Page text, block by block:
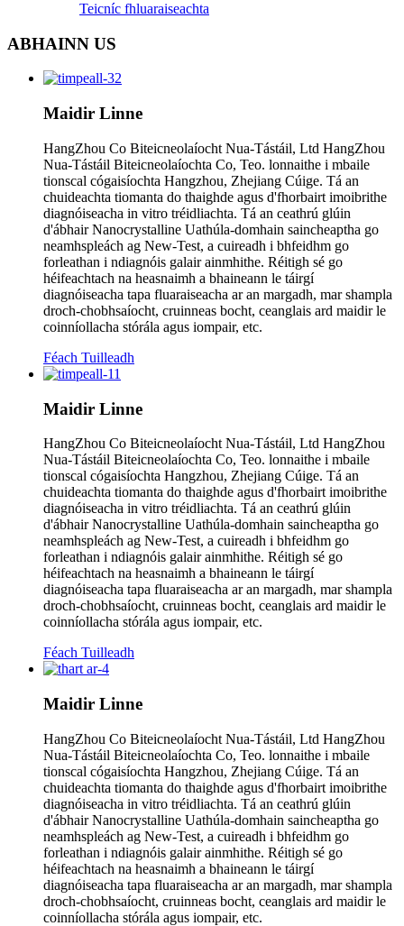
Teicníc fhluaraiseachta
ABHAINN US
Maidir Linne
HangZhou Co Biteicneolaíocht Nua-Tástáil, Ltd HangZhou
Nua-Tástáil Biteicneolaíochta Co, Teo. lonnaithe i mbaile
tionscal cógaisíochta Hangzhou, Zhejiang Cúige. Tá an
chuideachta tiomanta do thaighde agus d'fhorbairt imoibrithe
diagnóiseacha in vitro tréidliachta. Tá an ceathrú glúin
d'ábhair Nanocrystalline Uathúla-domhain saincheaptha go
neamhspleách ag New-Test, a cuireadh i bhfeidhm go
forleathan i ndiagnóis galair ainmhithe. Réitigh sé go
héifeachtach na heasnaimh a bhaineann le táirgí
diagnóiseacha tapa fluaraiseacha ar an margadh, mar shampla
droch-chobhsaíocht, cruinneas bocht, ceanglais ard maidir le
coinníollacha stórála agus iompair, etc.
Féach Tuilleadh
Maidir Linne
HangZhou Co Biteicneolaíocht Nua-Tástáil, Ltd HangZhou
Nua-Tástáil Biteicneolaíochta Co, Teo. lonnaithe i mbaile
tionscal cógaisíochta Hangzhou, Zhejiang Cúige. Tá an
chuideachta tiomanta do thaighde agus d'fhorbairt imoibrithe
diagnóiseacha in vitro tréidliachta. Tá an ceathrú glúin
d'ábhair Nanocrystalline Uathúla-domhain saincheaptha go
neamhspleách ag New-Test, a cuireadh i bhfeidhm go
forleathan i ndiagnóis galair ainmhithe. Réitigh sé go
héifeachtach na heasnaimh a bhaineann le táirgí
diagnóiseacha tapa fluaraiseacha ar an margadh, mar shampla
droch-chobhsaíocht, cruinneas bocht, ceanglais ard maidir le
coinníollacha stórála agus iompair, etc.
Féach Tuilleadh
Maidir Linne
HangZhou Co Biteicneolaíocht Nua-Tástáil, Ltd HangZhou
Nua-Tástáil Biteicneolaíochta Co, Teo. lonnaithe i mbaile
tionscal cógaisíochta Hangzhou, Zhejiang Cúige. Tá an
chuideachta tiomanta do thaighde agus d'fhorbairt imoibrithe
diagnóiseacha in vitro tréidliachta. Tá an ceathrú glúin
d'ábhair Nanocrystalline Uathúla-domhain saincheaptha go
neamhspleách ag New-Test, a cuireadh i bhfeidhm go
forleathan i ndiagnóis galair ainmhithe. Réitigh sé go
héifeachtach na heasnaimh a bhaineann le táirgí
diagnóiseacha tapa fluaraiseacha ar an margadh, mar shampla
droch-chobhsaíocht, cruinneas bocht, ceanglais ard maidir le
coinníollacha stórála agus iompair, etc.